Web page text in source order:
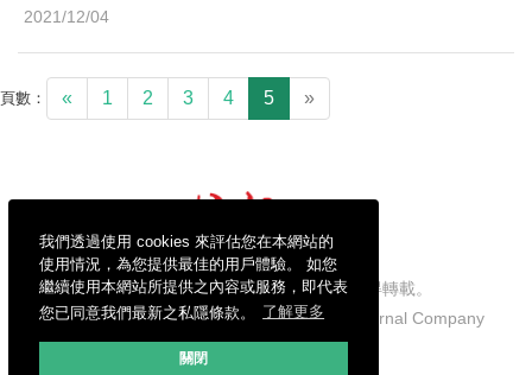
我們透過使用 cookies 來評估您在本網站的
使用情況，為您提供最佳的用戶體驗。 如您
繼續使用本網站所提供之內容或服務，即代表
您已同意我們最新之私隱條款。
了解更多
關閉
2021/12/04
頁數： « 1 2 3 4 5 »
信報財經新聞有限公司版權所有，不得轉載。
Copyright © 2026 Hong Kong Economic Journal Company
Limited. All rights reserved.